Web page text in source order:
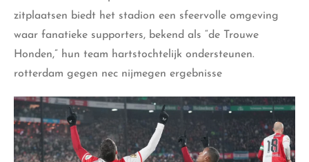
zitplaatsen biedt het stadion een sfeervolle omgeving
waar fanatieke supporters, bekend als “de Trouwe
Honden,” hun team hartstochtelijk ondersteunen.
rotterdam gegen nec nijmegen ergebnisse